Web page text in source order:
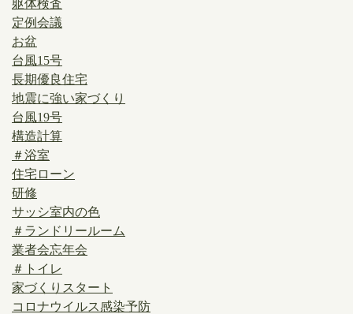
躯体検査
定例会議
お盆
台風15号
長期優良住宅
地震に強い家づくり
台風19号
構造計算
＃浴室
住宅ローン
研修
サッシ室内の色
＃ランドリールーム
業者会忘年会
＃トイレ
家づくりスタート
コロナウイルス感染予防